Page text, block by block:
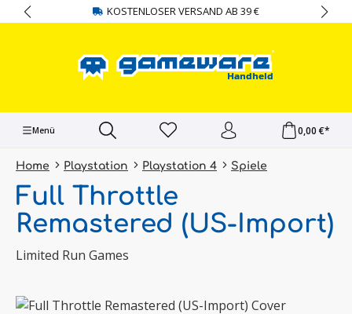
springen KOSTENLOSER VERSAND AB 39 €
Menü 0,00 €*
Home Playstation Playstation 4 Spiele
Full Throttle
Remastered (US-Import)
Limited Run Games
Bildergalerie überspringen